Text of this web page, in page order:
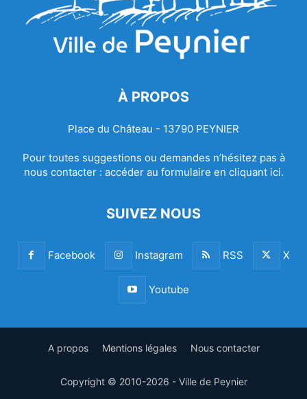
À PROPOS
Place du Château - 13790 PEYNIER
Pour toutes suggestions ou demandes n’hésitez pas à
nous contacter : accéder au formulaire en cliquant ici.
SUIVEZ NOUS
Facebook Instagram RSS X
Youtube
A propos Mentions légales Nous contacter
Copyright © 2010-2026 - Ville de Peynier